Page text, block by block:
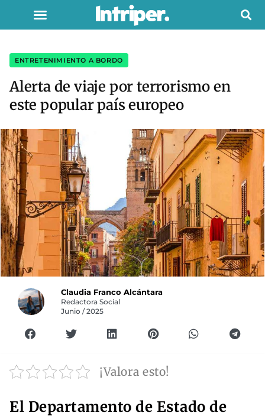
ENTRETENIMIENTO A BORDO
Alerta de viaje por terrorismo en
este popular país europeo
Claudia Franco Alcántara
Redactora Social
Junio / 2025
¡Valora esto!
El Departamento de Estado de